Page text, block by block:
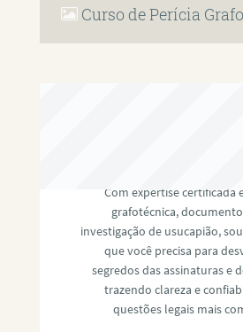
Curso de Perícia
Com expertise certificada
grafotécnica,
investigação de usucapião,
que você precisa para
segredos das assinaturas e
trazendo clareza e
questões legais mais